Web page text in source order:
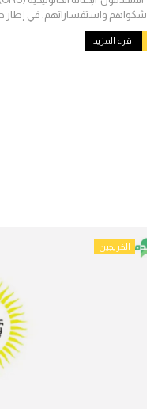
شكواهم واستفساراتهم. في إطار
اقرء المزيد
الخريجين